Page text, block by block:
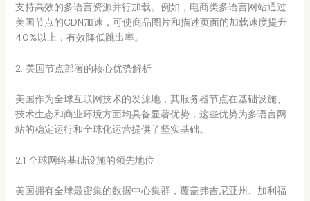
支持高效的多语言资源并行加载。例如，电商类多语言网站通过
美国节点的CDN加速，可使商品图片和描述页面的加载速度提升
40%以上，有效降低跳出率。
2. 美国节点部署的核心优势解析
美国作为全球互联网技术的发源地，其服务器节点在基础设施、
技术生态和商业环境方面均具备显著优势，这些优势为多语言网
站的稳定运行和全球化运营提供了坚实基础。
2.1 全球网络基础设施的领先地位
美国拥有全球最密集的数据中心集群，覆盖弗吉尼亚州、加利福